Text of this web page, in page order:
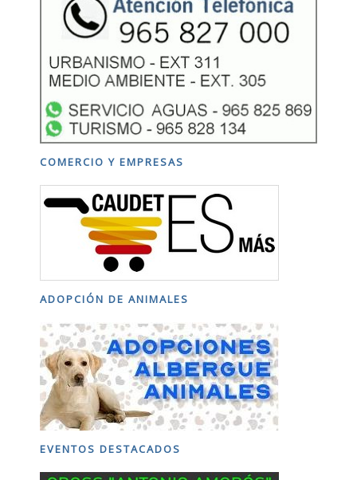
COMERCIO Y EMPRESAS
ADOPCIÓN DE ANIMALES
EVENTOS DESTACADOS